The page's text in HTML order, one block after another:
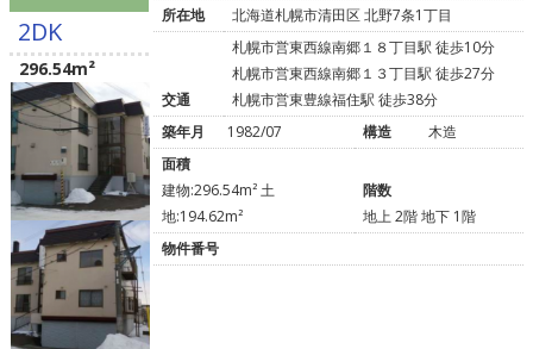
2DK
296.54m²
所在地
北海道札幌市清田区 北野7条1丁目
交通
札幌市営東西線南郷１８丁目駅 徒歩10分
札幌市営東西線南郷１３丁目駅 徒歩27分
札幌市営東豊線福住駅 徒歩38分
築年月
1982/07 構造
木造
面積
建物:296.54m² 土
地:194.62m²
階数
地上 2階 地下 1階
物件番号